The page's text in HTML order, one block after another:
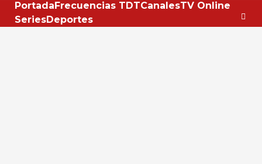
PortadaFrecuencias TDTCanalesTV Online
SeriesDeportes